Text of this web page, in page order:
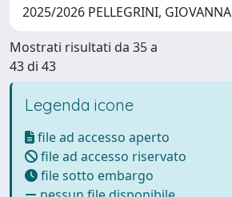
2025/2026 PELLEGRINI, GIOVANNA
Mostrati risultati da 35 a
43 di 43
Legenda icone
file ad accesso aperto
file ad accesso riservato
file sotto embargo